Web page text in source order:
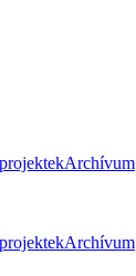
Archívum
Archívum